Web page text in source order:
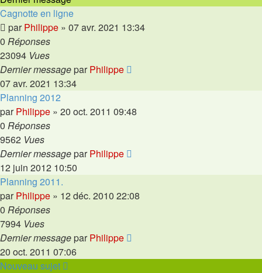
Cagnotte en ligne
parPhilippe » 07 avr. 2021 13:34
0 Réponses
23094 Vues
Dernier messageparPhilippe
07 avr. 2021 13:34
Planning 2012
parPhilippe » 20 oct. 2011 09:48
0 Réponses
9562 Vues
Dernier messageparPhilippe
12 juin 2012 10:50
Planning 2011.
parPhilippe » 12 déc. 2010 22:08
0 Réponses
7994 Vues
Dernier messageparPhilippe
20 oct. 2011 07:06
Nouveau sujet